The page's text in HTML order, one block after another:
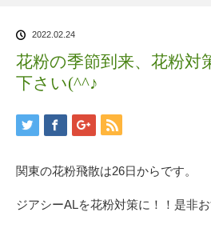
2022.02.24
花粉の季節到来、花粉対
下さい(^^♪
関東の花粉飛散は26日からです。
ジアシーALを花粉対策に！！是非